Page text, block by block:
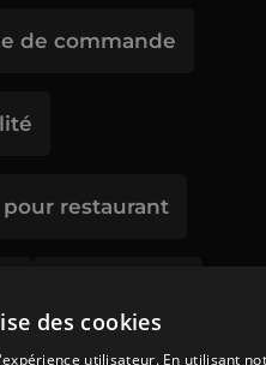
de commande
restaurant
des cookies
utilisateur. En utilisant